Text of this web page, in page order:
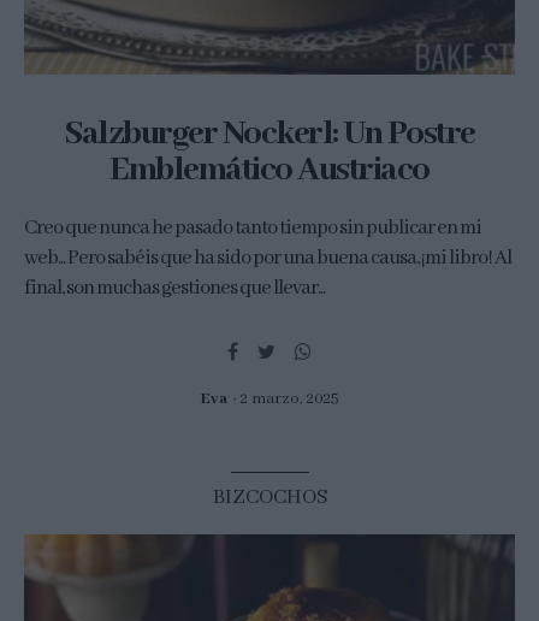
Salzburger Nockerl: Un Postre
Emblemático Austriaco
Creo que nunca he pasado tanto tiempo sin publicar en mi
web... Pero sabéis que ha sido por una buena causa, ¡mi libro! Al
final, son muchas gestiones que llevar...
Eva 2 marzo, 2025
BIZCOCHOS